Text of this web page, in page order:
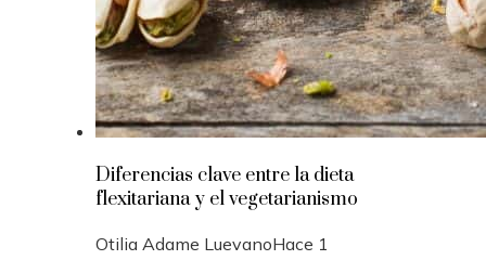
Diferencias clave entre la dieta
flexitariana y el vegetarianismo
Otilia Adame LuevanoHace 1